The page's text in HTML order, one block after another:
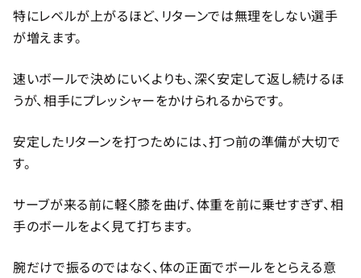
特にレベルが上がるほど、リターンでは無理をしない選手
が増えます。
速いボールで決めにいくよりも、深く安定して返し続けるほ
うが、相手にプレッシャーをかけられるからです。
安定したリターンを打つためには、打つ前の準備が大切で
す。
サーブが来る前に軽く膝を曲げ、体重を前に乗せすぎず、相
手のボールをよく見て打ちます。
腕だけで振るのではなく、体の正面でボールをとらえる意